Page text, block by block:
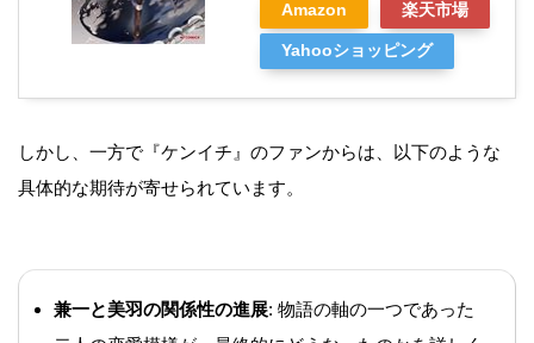
Amazon 楽天市場
Yahooショッピング
しかし、一方で『ケンイチ』のファンからは、以下のような
具体的な期待が寄せられています。
兼一と美羽の関係性の進展: 物語の軸の一つであった